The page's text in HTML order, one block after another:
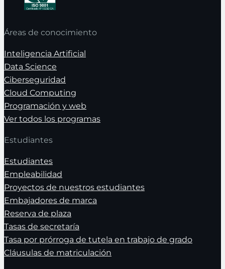
Áreas de conocimiento
Inteligencia Artificial
Data Science
Ciberseguridad
Cloud Computing
Programación y web
Ver todos los programas
Estudiantes
Estudiantes
Empleabilidad
Proyectos de nuestros estudiantes
Embajadores de marca
Reserva de plaza
Tasas de secretaría
Tasa por prórroga de tutela en trabajo de grado
Cláusulas de matriculación